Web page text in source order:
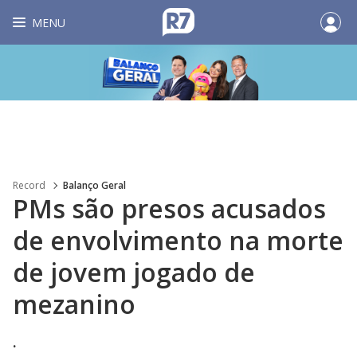
MENU
Record Balanço Geral
PMs são presos acusados
de envolvimento na morte
de jovem jogado de
mezanino
.